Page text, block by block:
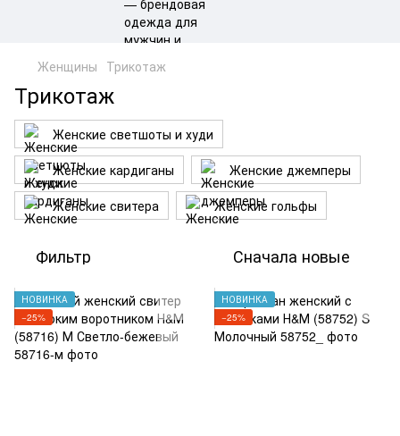
Женщины Трикотаж
Трикотаж
Женские светшоты и худи
Женские кардиганы
Женские джемперы
Женские свитера
Женские гольфы
Фильтр Сначала новые
НОВИНКА
−25%
НОВИНКА
−25%